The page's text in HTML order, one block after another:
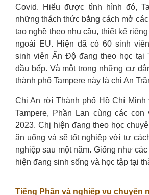
Covid. Hiểu được tình hình đó,
những thách thức bằng cách mở
tạo nghề theo nhu cầu, thiết kế
ngoài EU. Hiện đã có 60 sinh
sinh viên Ấn Độ đang theo học tại
đầu bếp. Và một trong những cư
thành phố Tampere này là chị An
Chị An rời Thành phố Hồ Chí Minh
Tampere, Phần Lan cùng các con
2023. Chị hiện đang theo học
ăn uống và sẽ tốt nghiệp với tư
nghiệp sau một năm. Giống như
hiện đang sinh sống và học tập tại
Tiếng Phần và nghiệp vụ chuyên